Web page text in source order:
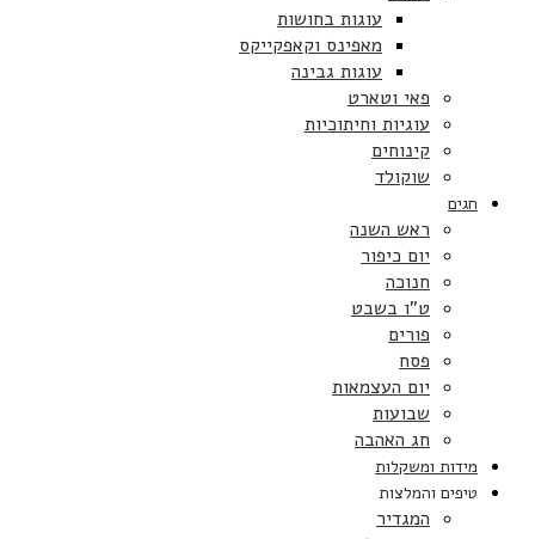
עוגות בחושות
מאפינס וקאפקייקס
עוגות גבינה
פאי וטארט
עוגיות וחיתוכיות
קינוחים
שוקולד
חגים
ראש השנה
יום כיפור
חנוכה
ט”ו בשבט
פורים
פסח
יום העצמאות
שבועות
חג האהבה
מידות ומשקלות
טיפים והמלצות
המגדיר